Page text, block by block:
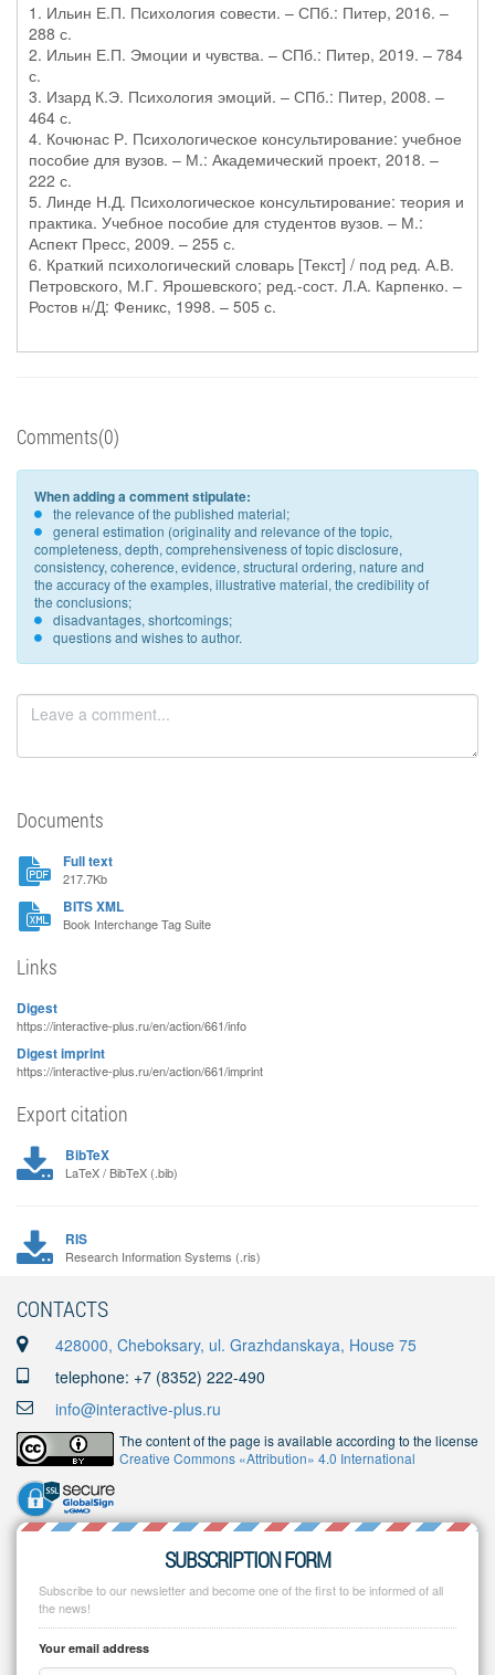
1. Ильин Е.П. Психология совести. – СПб.: Питер, 2016. –
288 с.
2. Ильин Е.П. Эмоции и чувства. – СПб.: Питер, 2019. – 784
с.
3. Изард К.Э. Психология эмоций. – СПб.: Питер, 2008. –
464 с.
4. Кочюнас Р. Психологическое консультирование: учебное
пособие для вузов. – М.: Академический проект, 2018. –
222 с.
5. Линде Н.Д. Психологическое консультирование: теория и
практика. Учебное пособие для студентов вузов. – М.:
Аспект Пресс, 2009. – 255 с.
6. Краткий психологический словарь [Текст] / под ред. А.В.
Петровского, М.Г. Ярошевского; ред.-сост. Л.А. Карпенко. –
Ростов н/Д: Феникс, 1998. – 505 с.
Comments(0)
When adding a comment stipulate:
the relevance of the published material;
general estimation (originality and relevance of the topic,
completeness, depth, comprehensiveness of topic disclosure,
consistency, coherence, evidence, structural ordering, nature and
the accuracy of the examples, illustrative material, the credibility of
the conclusions;
disadvantages, shortcomings;
questions and wishes to author.
Documents
Full text
217.7Kb
BITS XML
Book Interchange Tag Suite
Links
Digest
https://interactive-plus.ru/en/action/661/info
Digest imprint
https://interactive-plus.ru/en/action/661/imprint
Export citation
BibTeX
LaTeX / BibTeX (.bib)
RIS
Research Information Systems (.ris)
CONTACTS
428000, Cheboksary, ul. Grazhdanskaya, House 75
telephone: +7 (8352) 222-490
info@interactive-plus.ru
The content of the page is available according to the license
Creative Commons «Attribution» 4.0 International
SUBSCRIPTION FORM
Subscribe to our newsletter and become one of the first to be informed of all
the news!
Your email address